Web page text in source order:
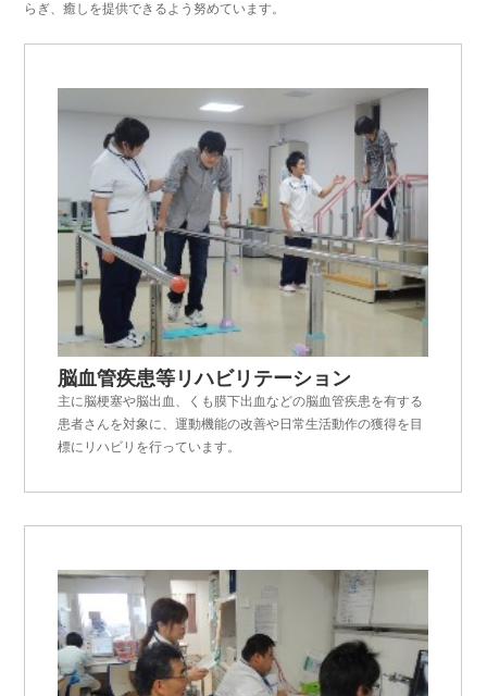
らぎ、癒しを提供できるよう努めています。
脳血管疾患等リハビリテーション
主に脳梗塞や脳出血、くも膜下出血などの脳血管疾患を有する
患者さんを対象に、運動機能の改善や日常生活動作の獲得を目
標にリハビリを行っています。